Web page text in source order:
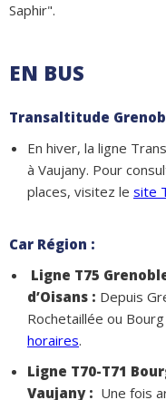
Saphir".
EN BUS
Transaltitude
En hiver, la ligne
à Vaujany. Pour
places, visitez le site
Car Région :
Ligne T75
d’Oisans : Depuis
Rochetaillée ou
horaires.
Ligne T70-T71
Vaujany : Une fois